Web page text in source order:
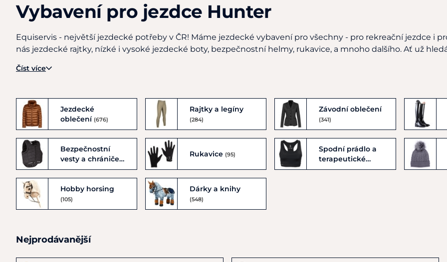
Vybavení pro jezdce Hunter
Equiservis - největší jezdecké potřeby v ČR! Máme jezdecké vybavení pro všechny - pro rekreační jezdce i
nás jezdecké rajtky, nízké i vysoké jezdecké boty, bezpečnostní helmy, rukavice, a mnoho dalšího. Ať už
Číst více
Jezdecké
oblečení (676)
Rajtky a legíny
(284)
Závodní oblečení
(341)
Bezpečnostní
vesty a chrániče
(51)
Rukavice (95)
Spodní prádlo a
terapeutické
výrobky(42)
Hobby horsing
(105)
Dárky a knihy
(548)
Nejprodávanější